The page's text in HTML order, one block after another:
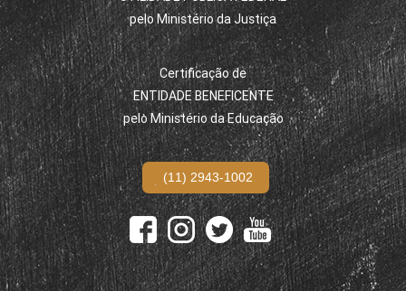
pelo Ministério da Justiça
Certificação de
ENTIDADE BENEFICENTE
pelo Ministério da Educação
(11) 2943-1002